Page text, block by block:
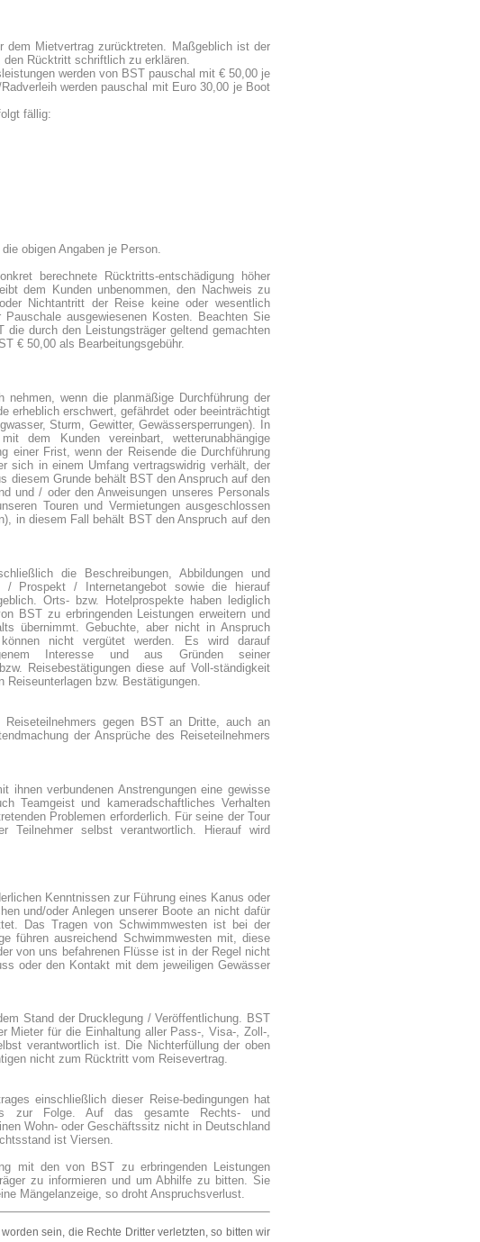
Mietvertrag zurücktreten. Maßgeblich ist der
Rücktritt schriftlich zu erklären.
werden von BST pauschal mit € 50,00 je
werden pauschal mit Euro 30,00 je Boot
fällig:
obigen Angaben je Person.
berechnete Rücktritts-entschädigung höher
dem Kunden unbenommen, den Nachweis zu
Nichtantritt der Reise keine oder wesentlich
ausgewiesenen Kosten. Beachten Sie
durch den Leistungsträger geltend gemachten
€ 50,00 als Bearbeitungsgebühr.
wenn die planmäßige Durchführung der
erheblich erschwert, gefährdet oder beeinträchtigt
Sturm, Gewitter, Gewässersperrungen). In
dem Kunden vereinbart, wetterunabhängige
einer Frist, wenn der Reisende die Durchführung
sich in einem Umfang vertragswidrig verhält, der
diesem Grunde behält BST den Anspruch auf den
und / oder den Anweisungen unseres Personals
Touren und Vermietungen ausgeschlossen
in diesem Fall behält BST den Anspruch auf den
die Beschreibungen, Abbildungen und
Prospekt / Internetangebot sowie die hierauf
Orts- bzw. Hotelprospekte haben lediglich
BST zu erbringenden Leistungen erweitern und
übernimmt. Gebuchte, aber nicht in Anspruch
nicht vergütet werden. Es wird darauf
Interesse und aus Gründen seiner
Reisebestätigungen diese auf Voll-ständigkeit
bzw. Bestätigungen.
gegen BST an Dritte, auch an
der Ansprüche des Reiseteilnehmers
ihnen verbundenen Anstrengungen eine gewisse
Teamgeist und kameradschaftliches Verhalten
Problemen erforderlich. Für seine der Tour
Teilnehmer selbst verantwortlich. Hierauf wird
Kenntnissen zur Führung eines Kanus oder
und/oder Anlegen unserer Boote an nicht dafür
Das Tragen von Schwimmwesten ist bei der
führen ausreichend Schwimmwesten mit, diese
von uns befahrenen Flüsse ist in der Regel nicht
oder den Kontakt mit dem jeweiligen Gewässer
Stand der Drucklegung / Veröffentlichung. BST
Mieter für die Einhaltung aller Pass-, Visa-, Zoll-,
verantwortlich ist. Die Nichterfüllung der oben
nicht zum Rücktritt vom Reisevertrag.
einschließlich dieser Reise-bedingungen hat
zur Folge. Auf das gesamte Rechts- und
Wohn- oder Geschäftssitz nicht in Deutschland
ist Viersen.
mit den von BST zu erbringenden Leistungen
zu informieren und um Abhilfe zu bitten. Sie
Mängelanzeige, so droht Anspruchsverlust.
sein, die Rechte Dritter verletzten, so bitten wir